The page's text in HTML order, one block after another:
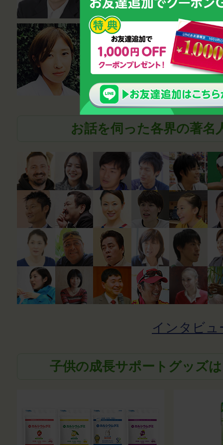
薬剤師
笹尾真波
お話を伺った各界の著名
インタビュ
子供の成長サポートグッズ